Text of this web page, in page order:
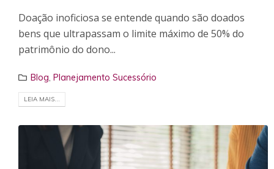
Doação inoficiosa se entende quando são doados
bens que ultrapassam o limite máximo de 50% do
patrimônio do dono...
Blog,Planejamento Sucessório
LEIA MAIS...